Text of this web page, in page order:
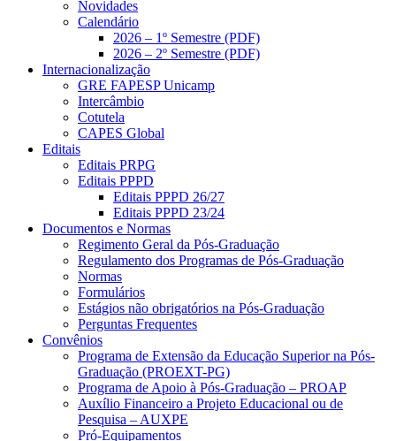
Novidades
Calendário
2026 – 1º Semestre (PDF)
2026 – 2º Semestre (PDF)
Internacionalização
GRE FAPESP Unicamp
Intercâmbio
Cotutela
CAPES Global
Editais
Editais PRPG
Editais PPPD
Editais PPPD 26/27
Editais PPPD 23/24
Documentos e Normas
Regimento Geral da Pós-Graduação
Regulamento dos Programas de Pós-Graduação
Normas
Formulários
Estágios não obrigatórios na Pós-Graduação
Perguntas Frequentes
Convênios
Programa de Extensão da Educação Superior na Pós-
Graduação (PROEXT-PG)
Programa de Apoio à Pós-Graduação – PROAP
Auxílio Financeiro a Projeto Educacional ou de
Pesquisa – AUXPE
Pró-Equipamentos